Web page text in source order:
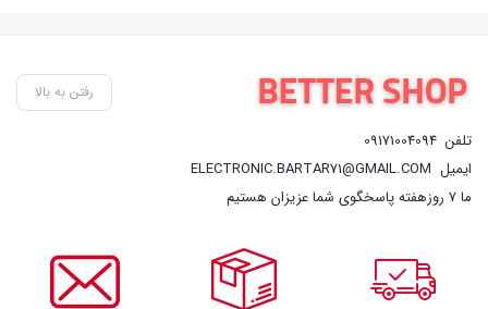
رفتن به بالا
تلفن 09171004094
ایمیل ELECTRONIC.BARTAR71@GMAIL.COM
ما 7 روزهفته پاسخگوی شما عزیزان هستیم